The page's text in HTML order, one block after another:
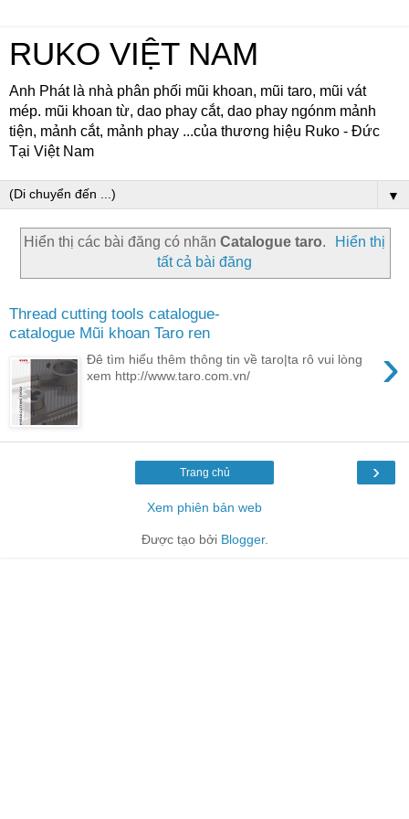
RUKO VIỆT NAM
Anh Phát là nhà phân phối mũi khoan, mũi taro, mũi vát
mép. mũi khoan từ, dao phay cắt, dao phay ngónm mảnh
tiện, mảnh cắt, mảnh phay ...của thương hiệu Ruko - Đức
Tại Việt Nam
▼
Hiển thị các bài đăng có nhãn Catalogue taro.
Hiển thị
tất cả bài đăng
Thread cutting tools catalogue-
catalogue Mũi khoan Taro ren
›
Đê tìm hiểu thêm thông tin về taro|ta rô vui lòng
xem http://www.taro.com.vn/
›
Trang chủ
Xem phiên bản web
Được tạo bởi Blogger.